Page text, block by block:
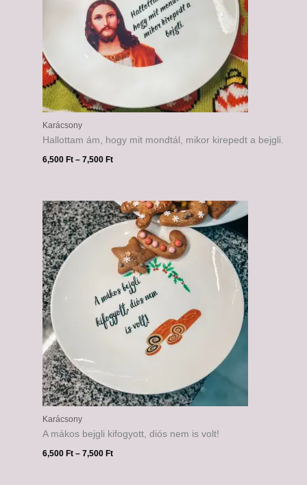
Karácsony
Hallottam ám, hogy mit mondtál, mikor kirepedt a bejgli.
6,500Ft – 7,500Ft
Karácsony
A mákos bejgli kifogyott, diós nem is volt!
6,500Ft – 7,500Ft
6,500 Ft
-
7,500 Ft